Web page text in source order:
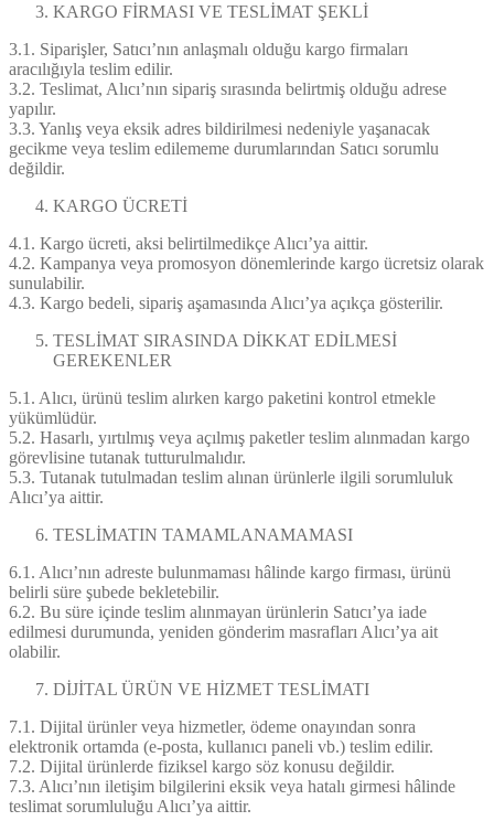
KARGO FİRMASI VE TESLİMAT ŞEKLİ
3.1. Siparişler, Satıcı’nın anlaşmalı olduğu kargo firmaları
aracılığıyla teslim edilir.
3.2. Teslimat, Alıcı’nın sipariş sırasında belirtmiş olduğu adrese
yapılır.
3.3. Yanlış veya eksik adres bildirilmesi nedeniyle yaşanacak
gecikme veya teslim edilememe durumlarından Satıcı sorumlu
değildir.
KARGO ÜCRETİ
4.1. Kargo ücreti, aksi belirtilmedikçe Alıcı’ya aittir.
4.2. Kampanya veya promosyon dönemlerinde kargo ücretsiz olarak
sunulabilir.
4.3. Kargo bedeli, sipariş aşamasında Alıcı’ya açıkça gösterilir.
TESLİMAT SIRASINDA DİKKAT EDİLMESİ
GEREKENLER
5.1. Alıcı, ürünü teslim alırken kargo paketini kontrol etmekle
yükümlüdür.
5.2. Hasarlı, yırtılmış veya açılmış paketler teslim alınmadan kargo
görevlisine tutanak tutturulmalıdır.
5.3. Tutanak tutulmadan teslim alınan ürünlerle ilgili sorumluluk
Alıcı’ya aittir.
TESLİMATIN TAMAMLANAMAMASI
6.1. Alıcı’nın adreste bulunmaması hâlinde kargo firması, ürünü
belirli süre şubede bekletebilir.
6.2. Bu süre içinde teslim alınmayan ürünlerin Satıcı’ya iade
edilmesi durumunda, yeniden gönderim masrafları Alıcı’ya ait
olabilir.
DİJİTAL ÜRÜN VE HİZMET TESLİMATI
7.1. Dijital ürünler veya hizmetler, ödeme onayından sonra
elektronik ortamda (e-posta, kullanıcı paneli vb.) teslim edilir.
7.2. Dijital ürünlerde fiziksel kargo söz konusu değildir.
7.3. Alıcı’nın iletişim bilgilerini eksik veya hatalı girmesi hâlinde
teslimat sorumluluğu Alıcı’ya aittir.